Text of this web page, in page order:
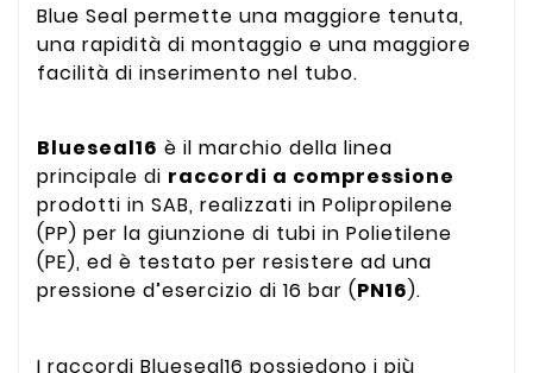
Blue Seal permette una maggiore tenuta,
una rapidità di montaggio e una maggiore
facilità di inserimento nel tubo.
Blueseal16 è il marchio della linea
principale di raccordi a compressione
prodotti in SAB, realizzati in Polipropilene
(PP) per la giunzione di tubi in Polietilene
(PE), ed è testato per resistere ad una
pressione d’esercizio di 16 bar (PN16).
I raccordi Blueseal16 possiedono i più